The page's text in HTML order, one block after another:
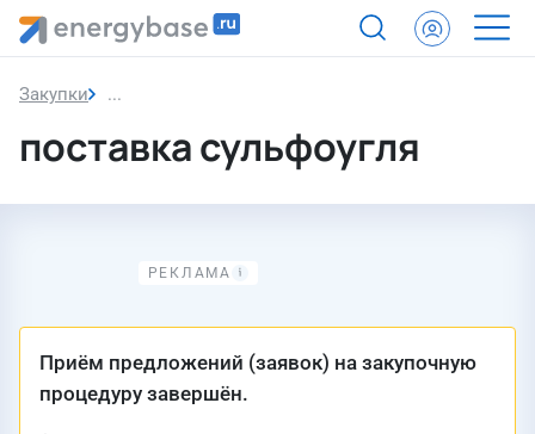
Закупки Закупка
поставка сульфоугля
Приём предложений (заявок) на закупочную
процедуру завершён.